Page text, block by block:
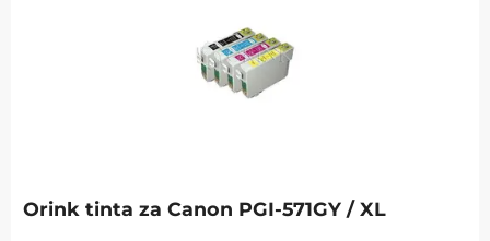
Orink tinta za Canon PGI-571GY / XL